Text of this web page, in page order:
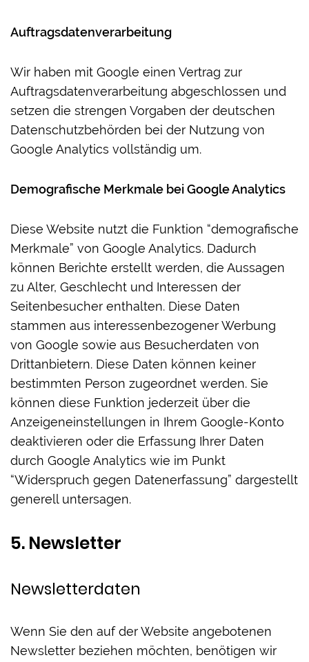
Auftragsdatenverarbeitung
Wir haben mit Google einen Vertrag zur
Auftragsdatenverarbeitung abgeschlossen und
setzen die strengen Vorgaben der deutschen
Datenschutzbehörden bei der Nutzung von
Google Analytics vollständig um.
Demografische Merkmale bei Google Analytics
Diese Website nutzt die Funktion “demografische
Merkmale” von Google Analytics. Dadurch
können Berichte erstellt werden, die Aussagen
zu Alter, Geschlecht und Interessen der
Seitenbesucher enthalten. Diese Daten
stammen aus interessenbezogener Werbung
von Google sowie aus Besucherdaten von
Drittanbietern. Diese Daten können keiner
bestimmten Person zugeordnet werden. Sie
können diese Funktion jederzeit über die
Anzeigeneinstellungen in Ihrem Google-Konto
deaktivieren oder die Erfassung Ihrer Daten
durch Google Analytics wie im Punkt
“Widerspruch gegen Datenerfassung” dargestellt
generell untersagen.
5. Newsletter
Newsletterdaten
Wenn Sie den auf der Website angebotenen
Newsletter beziehen möchten, benötigen wir